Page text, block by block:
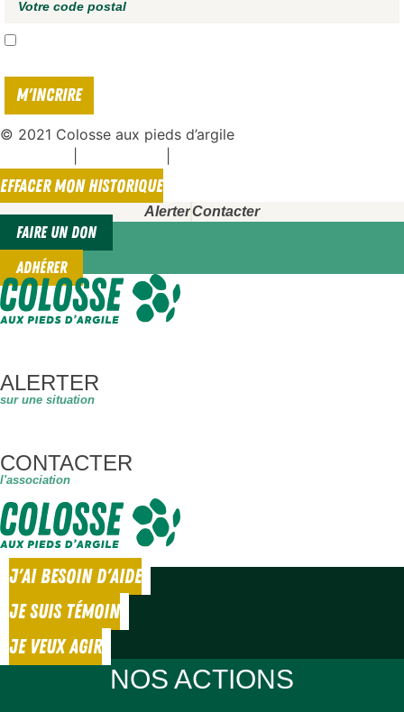
© 2021 Colosse aux pieds d’argile
EFFACER MON HISTORIQUE
AlerterContacter
FAIRE UN DON
ADHÉRER
ALERTER
sur une situation
CONTACTER
l'association
J'AI BESOIN D'AIDE
JE SUIS TÉMOIN
JE VEUX AGIR
NOS ACTIONS